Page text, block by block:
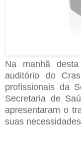
Na manhã
auditório do
profissionais da
Secretaria de
apresentaram o
suas